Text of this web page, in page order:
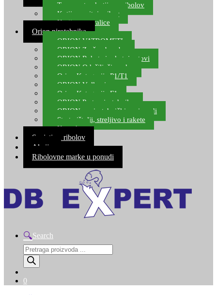
Transportne kutije za ribolov
Kutije za sitni pribor
Kutije za varalice
Orion pirotehnika
ORION VATROMETI
ORION Zračne bombe
ORION Rakete i raketni setovi
ORION Odašiljači zvuka
Orion Kategorija P1/T1
ORION Vulkani
Orion Kategorija F1
ORION Party pirotehnika
ORION nepirotehnički proizvodi
Start pištolji, streljivo i rakete
Kontakt
Savjeti za ribolov
Akcija
Ribolovne marke u ponudi
Search
Products
search
0